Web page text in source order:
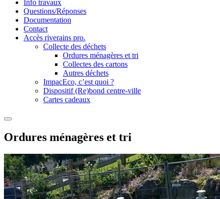
Info travaux
Questions/Réponses
Documentation
Contact
Accès riverains pro.
Collecte des déchets
Ordures ménagères et tri
Collectes des cartons
Autres déchets
ImpacEco, c’est quoi ?
Dispositif (Re)bond centre-ville
Cartes cadeaux
Ordures ménagères et tri